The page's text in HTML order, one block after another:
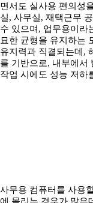
면서도 실사용 편의성
실, 사무실, 재택근무
수 있으며, 업무용이라
묘한 균형을 유지하는
유지력과 직결되는데,
를 기반으로, 내부에서
작업 시에도 성능 저하
사무용 컴퓨터를 사용
에 몰리는 경우가 많은